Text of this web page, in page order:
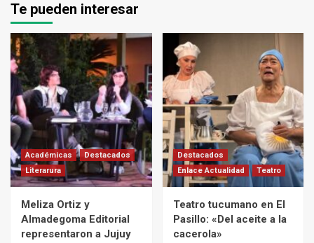
Te pueden interesar
Académicas
Destacados
Literarura
Meliza Ortiz y
Almadegoma Editorial
representaron a Jujuy
Destacados
Enlace Actualidad
Teatro
Teatro tucumano en El
Pasillo: «Del aceite a la
cacerola»